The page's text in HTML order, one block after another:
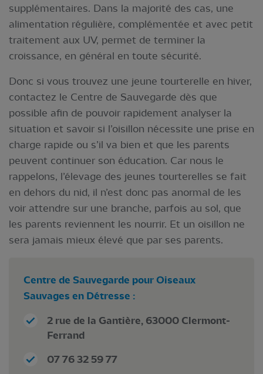
supplémentaires. Dans la majorité des cas, une
alimentation régulière, complémentée et avec petit
traitement aux UV, permet de terminer la
croissance, en général en toute sécurité.
Donc si vous trouvez une jeune tourterelle en hiver,
contactez le Centre de Sauvegarde dès que
possible afin de pouvoir rapidement analyser la
situation et savoir si l’oisillon nécessite une prise en
charge rapide ou s’il va bien et que les parents
peuvent continuer son éducation. Car nous le
rappelons, l’élevage des jeunes tourterelles se fait
en dehors du nid, il n’est donc pas anormal de les
voir attendre sur une branche, parfois au sol, que
les parents reviennent les nourrir. Et un oisillon ne
sera jamais mieux élevé que par ses parents.
Centre de Sauvegarde pour Oiseaux
Sauvages en Détresse :
2 rue de la Gantière, 63000 Clermont-
Ferrand
07 76 32 59 77